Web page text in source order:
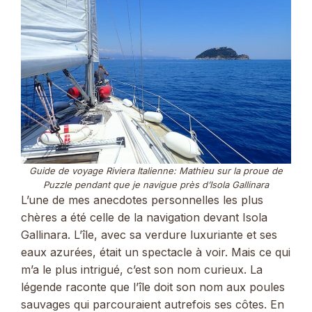
Guide de voyage Riviera Italienne: Mathieu sur la proue de
Puzzle pendant que je navigue près d’Isola Gallinara
L’une de mes anecdotes personnelles les plus
chères a été celle de la navigation devant Isola
Gallinara. L’île, avec sa verdure luxuriante et ses
eaux azurées, était un spectacle à voir. Mais ce qui
m’a le plus intrigué, c’est son nom curieux. La
légende raconte que l’île doit son nom aux poules
sauvages qui parcouraient autrefois ses côtes. En